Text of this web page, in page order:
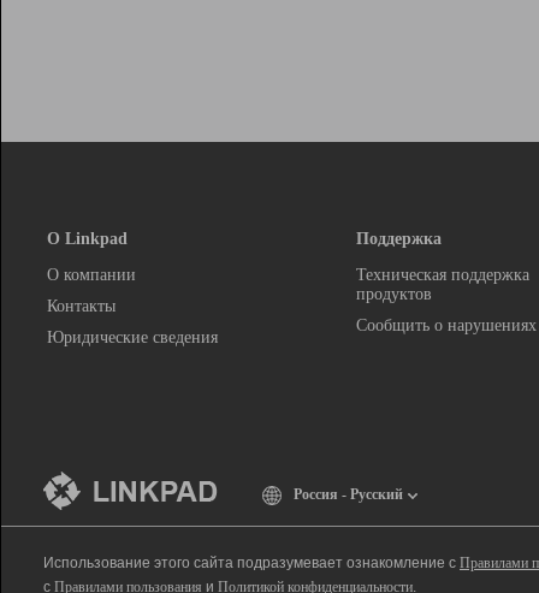
О Linkpad
О компании
Контакты
Юридические сведения
Поддержка
Техническая поддержка
продуктов
Сообщить о нарушениях
Россия - Русский
Использование этого сайта подразумевает ознакомление с Правилами
с Правилами пользования и Политикой конфиденциальности.